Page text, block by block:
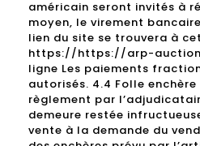
américain seront invités à
moyen, le virement
lien du site se trouvera à
https://https://arp-
ligne Les paiements
autorisés. 4.4 Folle
règlement par
demeure restée
vente à la demande du